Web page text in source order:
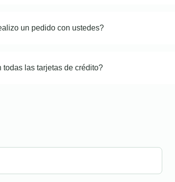
un pedido con ustedes?
todas las tarjetas de crédito?